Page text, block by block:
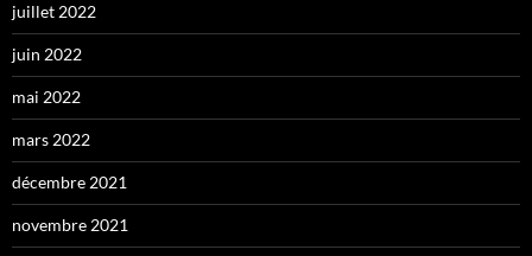
juillet 2022
juin 2022
mai 2022
mars 2022
décembre 2021
novembre 2021